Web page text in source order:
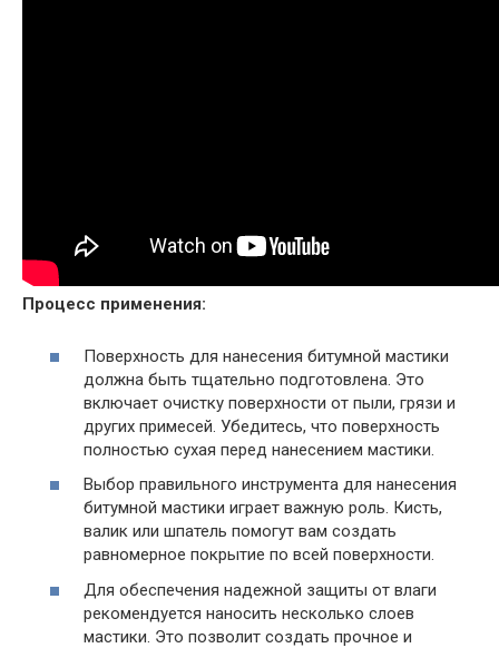
Процесс применения:
Поверхность для нанесения битумной мастики
должна быть тщательно подготовлена. Это
включает очистку поверхности от пыли, грязи и
других примесей. Убедитесь, что поверхность
полностью сухая перед нанесением мастики.
Выбор правильного инструмента для нанесения
битумной мастики играет важную роль. Кисть,
валик или шпатель помогут вам создать
равномерное покрытие по всей поверхности.
Для обеспечения надежной защиты от влаги
рекомендуется наносить несколько слоев
мастики. Это позволит создать прочное и